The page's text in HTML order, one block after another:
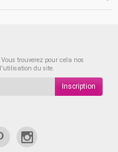
trouverez pour cela nos
du site.
Inscription